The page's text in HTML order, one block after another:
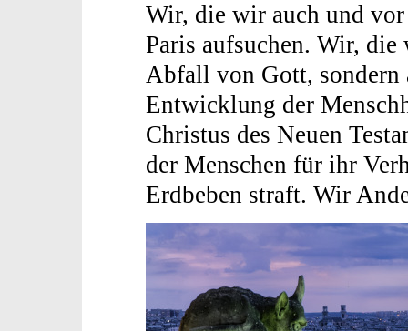
Wir, die wir auch und
Paris aufsuchen. Wir,
Abfall von Gott, sondern
Entwicklung der
Christus des Neuen
der Menschen für ihr
Erdbeben straft. Wir